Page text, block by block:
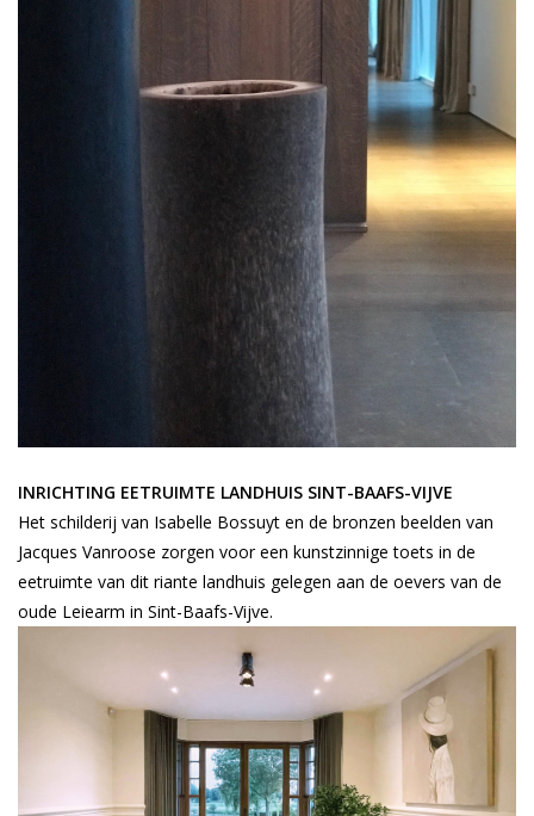
INRICHTING EETRUIMTE LANDHUIS SINT-BAAFS-VIJVE
Het schilderij van Isabelle Bossuyt en de bronzen beelden van
Jacques Vanroose zorgen voor een kunstzinnige toets in de
eetruimte van dit riante landhuis gelegen aan de oevers van de
oude Leiearm in Sint-Baafs-Vijve.